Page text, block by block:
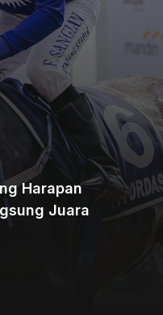
Beranda
Bagikan
Sebelumnya
Harapan
Juara